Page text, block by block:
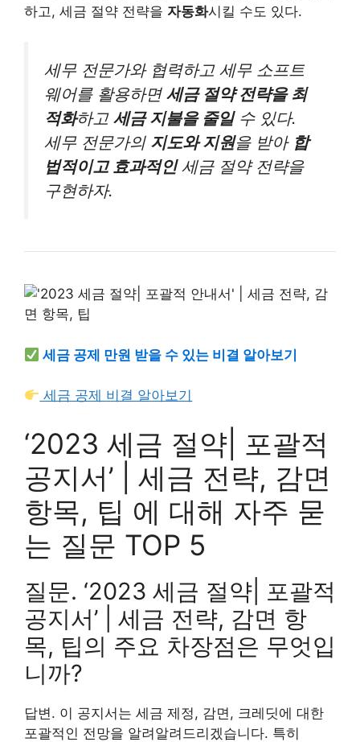
하고, 세금 절약 전략을 자동화시킬 수도 있다.
세무 전문가와 협력하고 세무 소프트
웨어를 활용하면 세금 절약 전략을 최
적화하고 세금 지불을 줄일수 있다.
세무 전문가의 지도와 지원을 받아 합
법적이고 효과적인세금 절약 전략을
구현하자.
세금 공제 만원 받을 수 있는 비결 알아보기
세금 공제 비결 알아보기
‘2023 세금 절약| 포괄적
공지서’ | 세금 전략, 감면
항목, 팁 에 대해 자주 묻
는 질문 TOP 5
질문. ‘2023 세금 절약| 포괄적
공지서’ | 세금 전략, 감면 항
목, 팁의 주요 차장점은 무엇입
니까?
답변. 이 공지서는 세금 제정, 감면, 크레딧에 대한
포괄적인 전망을 알려알려드리겠습니다. 특히